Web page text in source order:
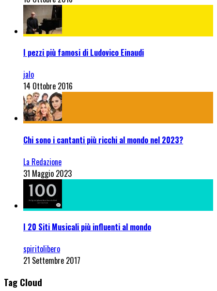
I pezzi più famosi di Ludovico Einaudi
jalo
14 Ottobre 2016
Chi sono i cantanti più ricchi al mondo nel 2023?
La Redazione
31 Maggio 2023
I 20 Siti Musicali più influenti al mondo
spiritolibero
21 Settembre 2017
Tag Cloud